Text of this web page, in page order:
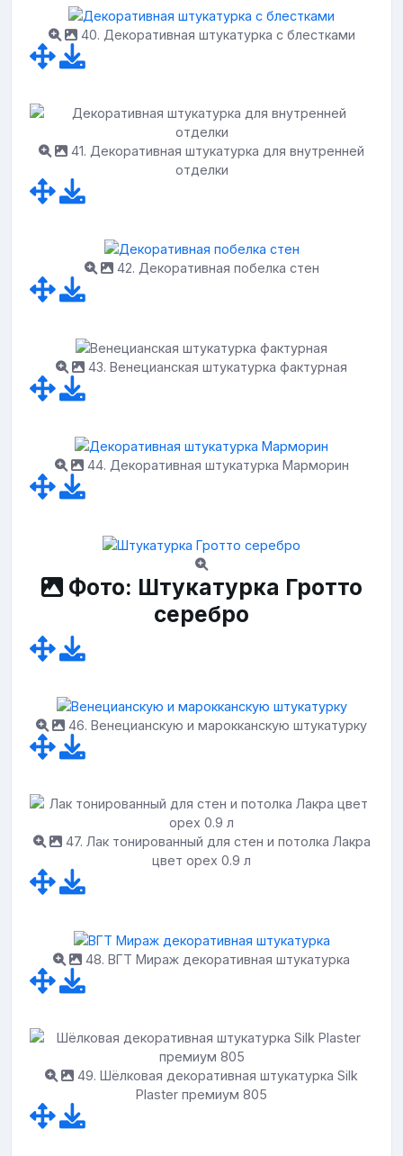
40. Декоративная штукатурка с блестками
41. Декоративная штукатурка для внутренней
отделки
42. Декоративная побелка стен
43. Венецианская штукатурка фактурная
44. Декоративная штукатурка Марморин
Фото: Штукатурка Гротто
серебро
46. Венецианскую и марокканскую штукатурку
47. Лак тонированный для стен и потолка Лакра
цвет орех 0.9 л
48. ВГТ Мираж декоративная штукатурка
49. Шёлковая декоративная штукатурка Silk
Plaster премиум 805